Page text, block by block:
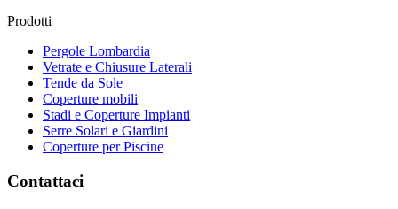
Prodotti
Pergole Lombardia
Vetrate e Chiusure Laterali
Tende da Sole
Coperture mobili
Stadi e Coperture Impianti
Serre Solari e Giardini
Coperture per Piscine
Contattaci